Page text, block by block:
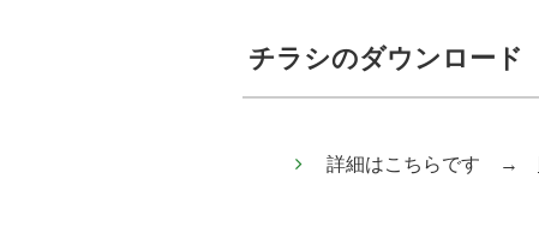
チラシのダウンロード
詳細はこちらです →